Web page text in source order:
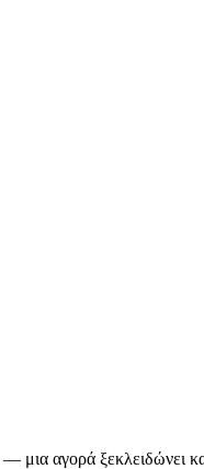
αγορά ξεκλειδώνει